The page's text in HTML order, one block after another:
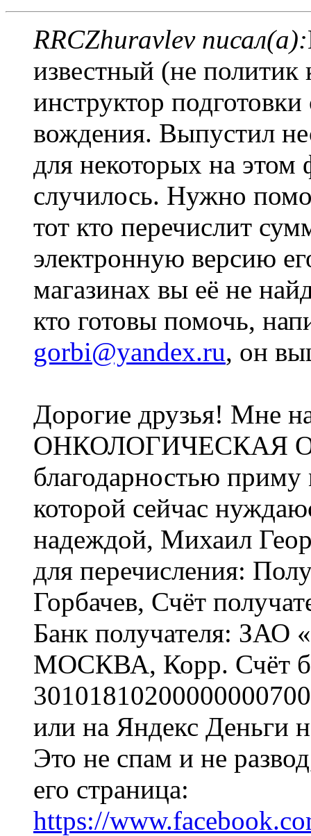
RRCZhuravlev писал(а):
известный (не
инструктор
вождения. Выпустил
для некоторых на
случилось. Нужно
тот кто перечислит
электронную версию
магазинах вы её не
кто готовы помочь,
gorbi@yandex.ru, он
Дорогие друзья! Мне
ОНКОЛОГИЧЕСКАЯ
благодарностью
которой сейчас
надеждой, Михаил
для перечисления:
Горбачев, Счёт
Банк получателя:
МОСКВА, Корр. Счёт
или на Яндекс Деньги
Это не спам и не
его страница:
https://